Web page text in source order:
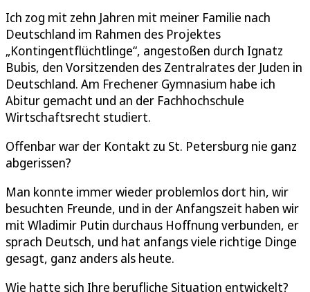
Ich zog mit zehn Jahren mit meiner Familie nach
Deutschland im Rahmen des Projektes
„Kontingentflüchtlinge“, angestoßen durch Ignatz
Bubis, den Vorsitzenden des Zentralrates der Juden in
Deutschland. Am Frechener Gymnasium habe ich
Abitur gemacht und an der Fachhochschule
Wirtschaftsrecht studiert.
Offenbar war der Kontakt zu St. Petersburg nie ganz
abgerissen?
Man konnte immer wieder problemlos dort hin, wir
besuchten Freunde, und in der Anfangszeit haben wir
mit Wladimir Putin durchaus Hoffnung verbunden, er
sprach Deutsch, und hat anfangs viele richtige Dinge
gesagt, ganz anders als heute.
Wie hatte sich Ihre berufliche Situation entwickelt?